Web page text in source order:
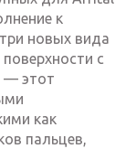
к
новых вида
с
— этот
как
пальцев,